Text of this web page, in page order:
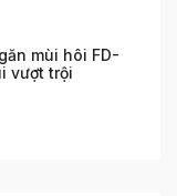
mùi hôi FD-
vượt trội